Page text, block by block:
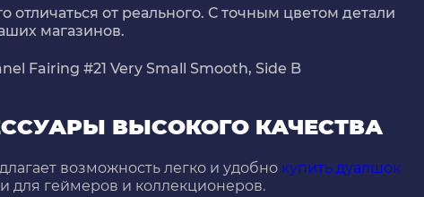
отличаться от реального. С точным цветом детали
магазинов.
Fairing #21 Very Small Smooth, Side B
ВЫСОКОГО КАЧЕСТВА
возможность легко и удобно купить дуалшок
для геймеров и коллекционеров.